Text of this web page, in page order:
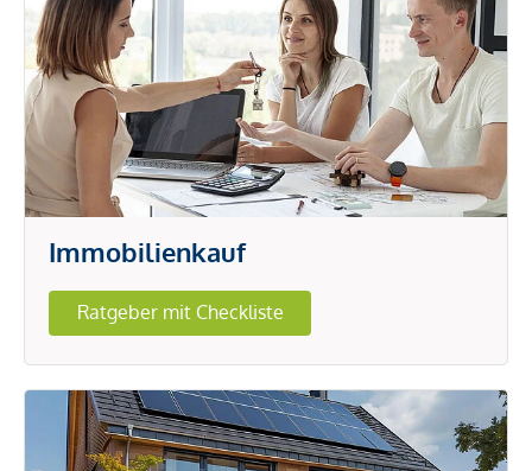
Immobilienkauf
Ratgeber mit Checkliste